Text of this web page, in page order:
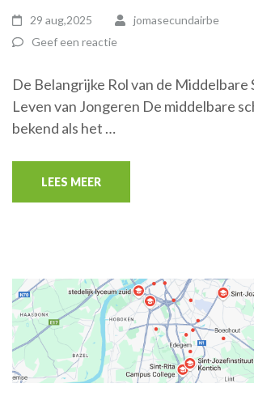
29 aug,2025
jomasecundairbe
Geef een reactie
De Belangrijke Rol van de Middelbare
Leven van Jongeren De middelbare
bekend als het …
LEES MEER